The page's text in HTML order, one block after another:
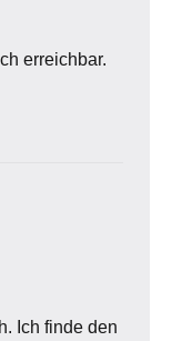
erreichbar.
Ich finde den